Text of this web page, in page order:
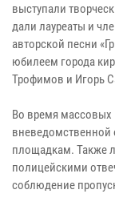
выступали
дали лауреаты и
авторской песни
юбилеем города
Трофимов и Игорь
Во время массовых
площадкам. Также
полицейскими
соблюдение